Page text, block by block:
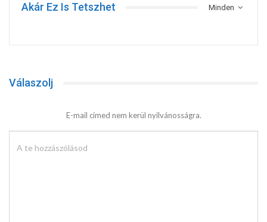
Minden
Akár Ez Is Tetszhet
Válaszolj
E-mail címed nem kerül nyilvánosságra.